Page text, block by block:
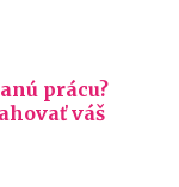
prácu?
váš